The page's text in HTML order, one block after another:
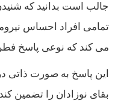
جالب است بدانید که
تمامی افراد احساس
می کند که نوعی پاسخ
این پاسخ به صورت ذاتی
بقای نوزادان را تضمین